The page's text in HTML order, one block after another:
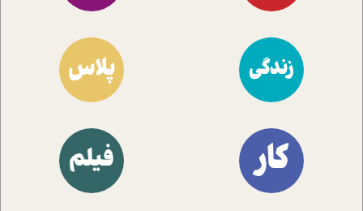
زندگی پلاس
کار فیلم